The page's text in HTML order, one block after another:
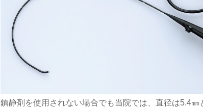
鎮静剤を使用されない場合でも当院では、直径は5.4㎜